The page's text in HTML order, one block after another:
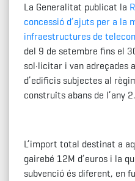
La Generalitat publicat la
concessió d’ajuts per a la
infraestructures de
del 9 de setembre fins el
sol·licitar i van adreçades
d’edificis subjectes al
construïts abans de l’any
L’import total destinat a
gairebé 12M d’euros i la
subvenció és diferent, en